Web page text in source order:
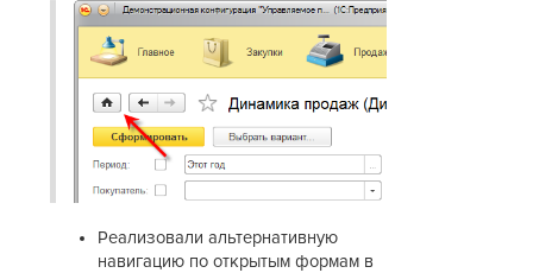
Реализовали альтернативную
навигацию по открытым формам в